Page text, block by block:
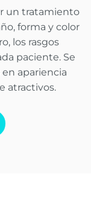
un tratamiento
forma y color
los rasgos
paciente. Se
apariencia
atractivos.